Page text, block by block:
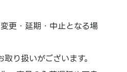
更・延期・中止となる場
り扱いがございます。